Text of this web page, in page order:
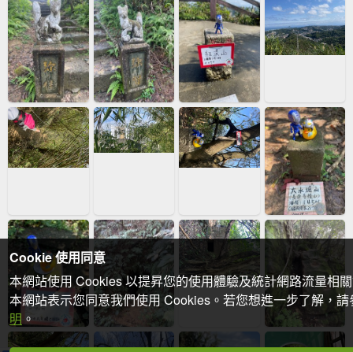
Cookie 使用同意
本網站使用 Cookies 以提昇您的使用體驗及統計網路流量相
本網站表示您同意我們使用 Cookies。若您想進一步了解，
明 。